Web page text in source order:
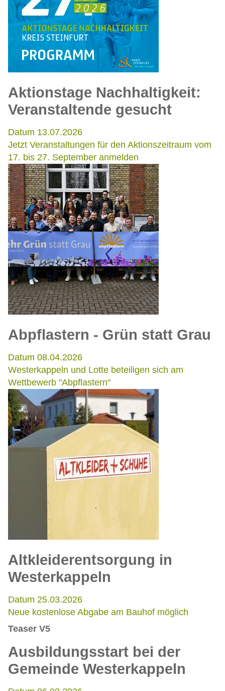
Aktionstage Nachhaltigkeit:
Veranstaltende gesucht
Datum 13.07.2026
Jetzt Veranstaltungen für den Aktionszeitraum vom
17. bis 27. September anmelden
Abpflastern - Grün statt Grau
Datum 08.04.2026
Westerkappeln und Lotte beteiligen sich am
Wettbewerb "Abpflastern"
Altkleiderentsorgung in
Westerkappeln
Datum 25.03.2026
Neue kostenlose Abgabe am Bauhof möglich
Teaser V5
Ausbildungsstart bei der
Gemeinde Westerkappeln